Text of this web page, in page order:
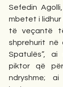
Sefedin
mbetet i lidhur
të veçantë
shprehurit në
Spatulës”,
piktor që
ndryshme;